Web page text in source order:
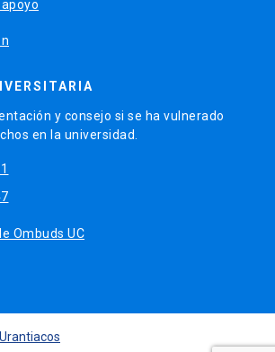
y consejo si se ha vulnerado
en la universidad.
Ombuds UC
Urantiacos